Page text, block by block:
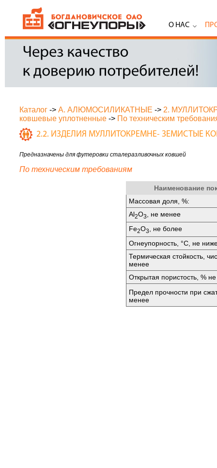
О НАС
Каталог -> А. АЛЮМОСИЛИКАТНЫЕ -> 2.
ковшевые уплотненные -> По техническим
2.2. ИЗДЕЛИЯ МУЛЛИТОКРЕМНЕ- ЗЕМИСТЫЕ
Предназначены для футеровки сталеразливочных ковшей
По техническим требованиям
Наименование
Массовая доля, %:
Аl2O3
, не менее
Fe2O3
, не более
Огнеупорность, °C, не
Термическая стойкость,
менее
Открытая пористость, %
Предел прочности при
менее